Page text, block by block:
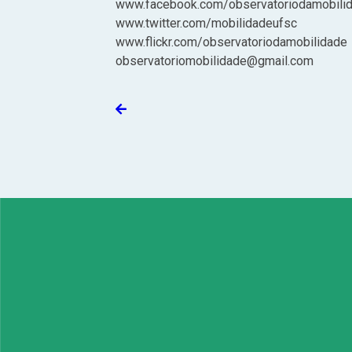
www.facebook.com/
www.twitter.com/mobilidadeufsc
www.flickr.com/observatoriodamobilidade
observatoriomobilidade@gmail.com